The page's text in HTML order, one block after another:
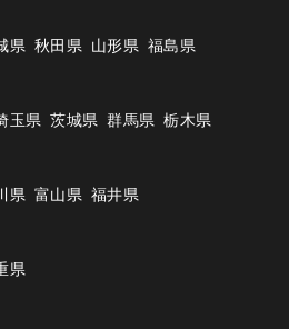
県 秋田県 山形県 福島県
玉県 茨城県 群馬県 栃木県
県 富山県 福井県
県